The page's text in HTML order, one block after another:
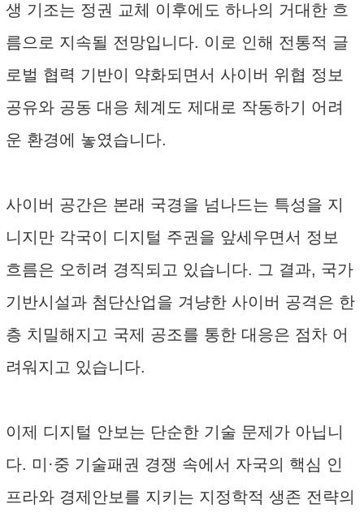
생 기조는 정권 교체 이후에도 하나의 거대한 흐
름으로 지속될 전망입니다. 이로 인해 전통적 글
로벌 협력 기반이 약화되면서 사이버 위협 정보
공유와 공동 대응 체계도 제대로 작동하기 어려
운 환경에 놓였습니다.
사이버 공간은 본래 국경을 넘나드는 특성을 지
니지만 각국이 디지털 주권을 앞세우면서 정보
흐름은 오히려 경직되고 있습니다. 그 결과, 국가
기반시설과 첨단산업을 겨냥한 사이버 공격은 한
층 치밀해지고 국제 공조를 통한 대응은 점차 어
려워지고 있습니다.
이제 디지털 안보는 단순한 기술 문제가 아닙니
다. 미·중 기술패권 경쟁 속에서 자국의 핵심 인
프라와 경제안보를 지키는 지정학적 생존 전략의